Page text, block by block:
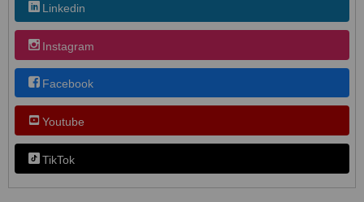
Linkedin
Instagram
Facebook
Youtube
TikTok